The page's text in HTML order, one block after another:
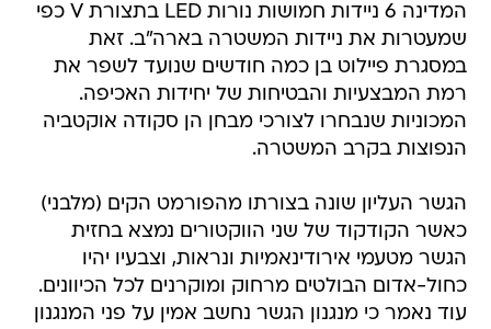
המדינה 6 ניידות חמושות נורות LED בתצורת V כפי
שמעטרות את ניידות המשטרה בארה"ב. זאת
במסגרת פיילוט בן כמה חודשים שנועד לשפר את
רמת המבצעיות והבטיחות של יחידות האכיפה.
המכוניות שנבחרו לצורכי מבחן הן סקודה אוקטביה
הנפוצות בקרב המשטרה.
הגשר העליון שונה בצורתו מהפורמט הקים (מלבני)
כאשר הקודקוד של שני הווקטורים נמצא בחזית
הגשר מטעמי אירודינאמיות ונראות, וצבעיו יהיו
כחול-אדום הבולטים מרחוק ומוקרנים לכל הכיוונים.
עוד נאמר כי מנגנון הגשר נחשב אמין על פני המנגנון